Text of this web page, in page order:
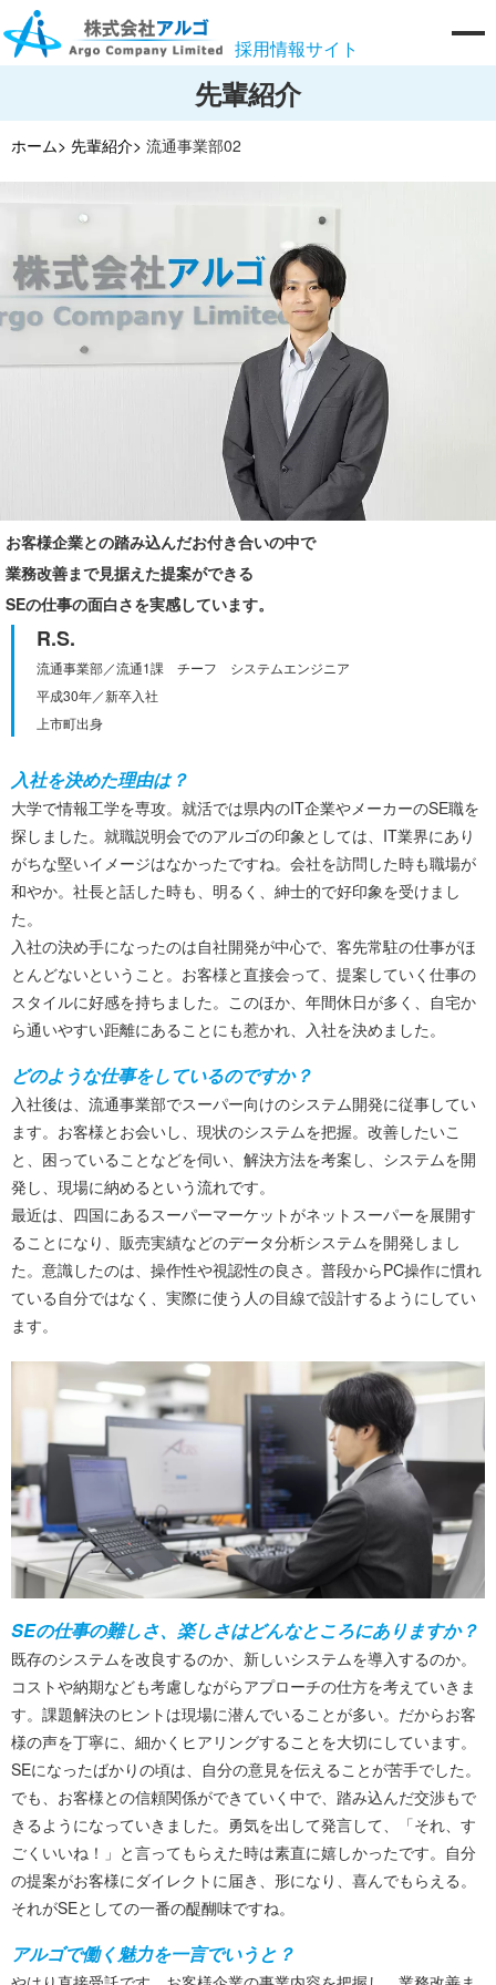
採用情報サイト
先輩紹介
ホーム> 先輩紹介> 流通事業部02
お客様企業との踏み込んだお付き合いの中で
業務改善まで見据えた提案ができる
SEの仕事の面白さを実感しています。
R.S.
流通事業部／流通1課 チーフ システムエンジニア
平成30年／新卒入社
上市町出身
入社を決めた理由は？
大学で情報工学を専攻。就活では県内のIT企業やメーカーのSE職を
探しました。就職説明会でのアルゴの印象としては、IT業界にあり
がちな堅いイメージはなかったですね。会社を訪問した時も職場が
和やか。社長と話した時も、明るく、紳士的で好印象を受けまし
た。
入社の決め手になったのは自社開発が中心で、客先常駐の仕事がほ
とんどないということ。お客様と直接会って、提案していく仕事の
スタイルに好感を持ちました。このほか、年間休日が多く、自宅か
ら通いやすい距離にあることにも惹かれ、入社を決めました。
どのような仕事をしているのですか？
入社後は、流通事業部でスーパー向けのシステム開発に従事してい
ます。お客様とお会いし、現状のシステムを把握。改善したいこ
と、困っていることなどを伺い、解決方法を考案し、システムを開
発し、現場に納めるという流れです。
最近は、四国にあるスーパーマーケットがネットスーパーを展開す
ることになり、販売実績などのデータ分析システムを開発しまし
た。意識したのは、操作性や視認性の良さ。普段からPC操作に慣れ
ている自分ではなく、実際に使う人の目線で設計するようにしてい
ます。
SEの仕事の難しさ、楽しさはどんなところにありますか？
既存のシステムを改良するのか、新しいシステムを導入するのか。
コストや納期なども考慮しながらアプローチの仕方を考えていきま
す。課題解決のヒントは現場に潜んでいることが多い。だからお客
様の声を丁寧に、細かくヒアリングすることを大切にしています。
SEになったばかりの頃は、自分の意見を伝えることが苦手でした。
でも、お客様との信頼関係ができていく中で、踏み込んだ交渉もで
きるようになっていきました。勇気を出して発言して、「それ、す
ごくいいね！」と言ってもらえた時は素直に嬉しかったです。自分
の提案がお客様にダイレクトに届き、形になり、喜んでもらえる。
それがSEとしての一番の醍醐味ですね。
アルゴで働く魅力を一言でいうと？